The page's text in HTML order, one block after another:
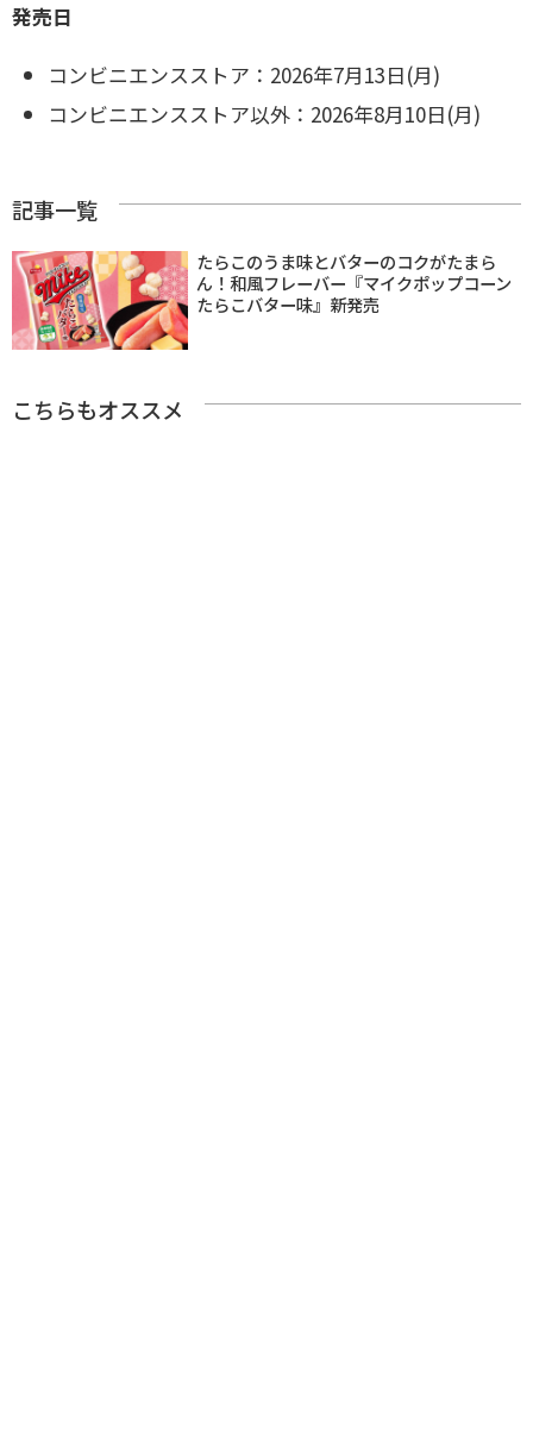
発売日
コンビニエンスストア： 2026年7月13日(月)
コンビニエンスストア以外： 2026年8月10日(月)
記事一覧
たらこのうま味とバターのコクがたまら
ん！和風フレーバー『マイクポップコーン
たらこバター味』新発売
こちらもオススメ